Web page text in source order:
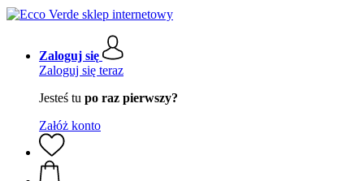
Zaloguj się
Zaloguj się teraz
Jesteś tu po raz pierwszy?
Załóż konto